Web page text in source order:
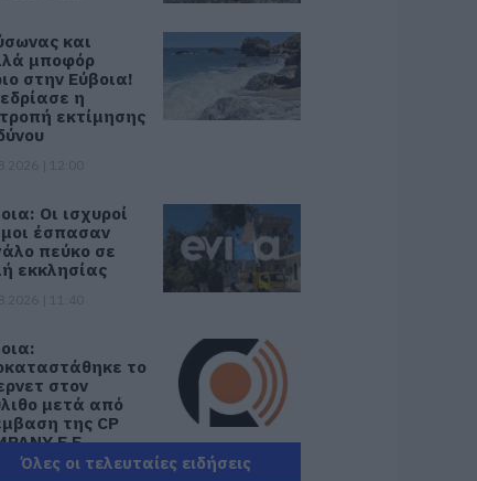
και
μποφόρ
στην Εύβοια!
η
εκτίμησης
Οι ισχυροί
έσπασαν
πεύκο σε
εκκλησίας
το
στον
μετά από
της CP
Ε.Ε.
| 11:20
Όλες οι τελευταίες ειδήσεις